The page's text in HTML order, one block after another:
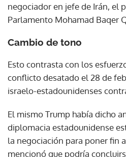
negociador en jefe de Irán, el
Parlamento Mohamad Baqer
Cambio de tono
Esto contrasta con los
conflicto desatado el 28 de
israelo-estadounidenses
El mismo Trump había dicho
diplomacia estadounidense
la negociación para poner fin
mencionó que podría